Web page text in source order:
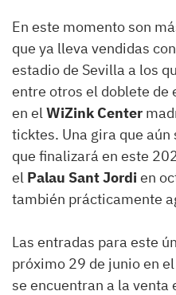
En este momento son
que ya lleva vendidas
estadio de Sevilla a los
entre otros el doblete de
en elWiZink Center
ticktes. Una gira que
que finalizará en este
el Palau Sant Jordi en
también prácticamente
Las entradas para este
próximo 29 de junio en
se encuentran a la venta